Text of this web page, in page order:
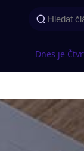
Dnes je